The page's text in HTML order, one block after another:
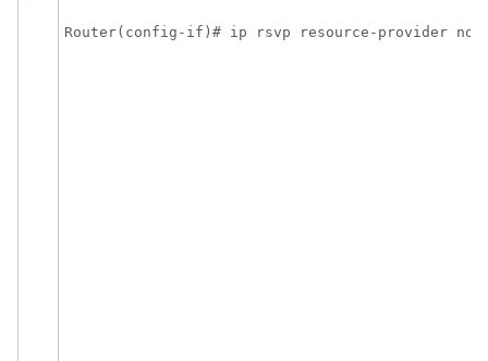
Router(config-if)# ip rsvp resource-provider